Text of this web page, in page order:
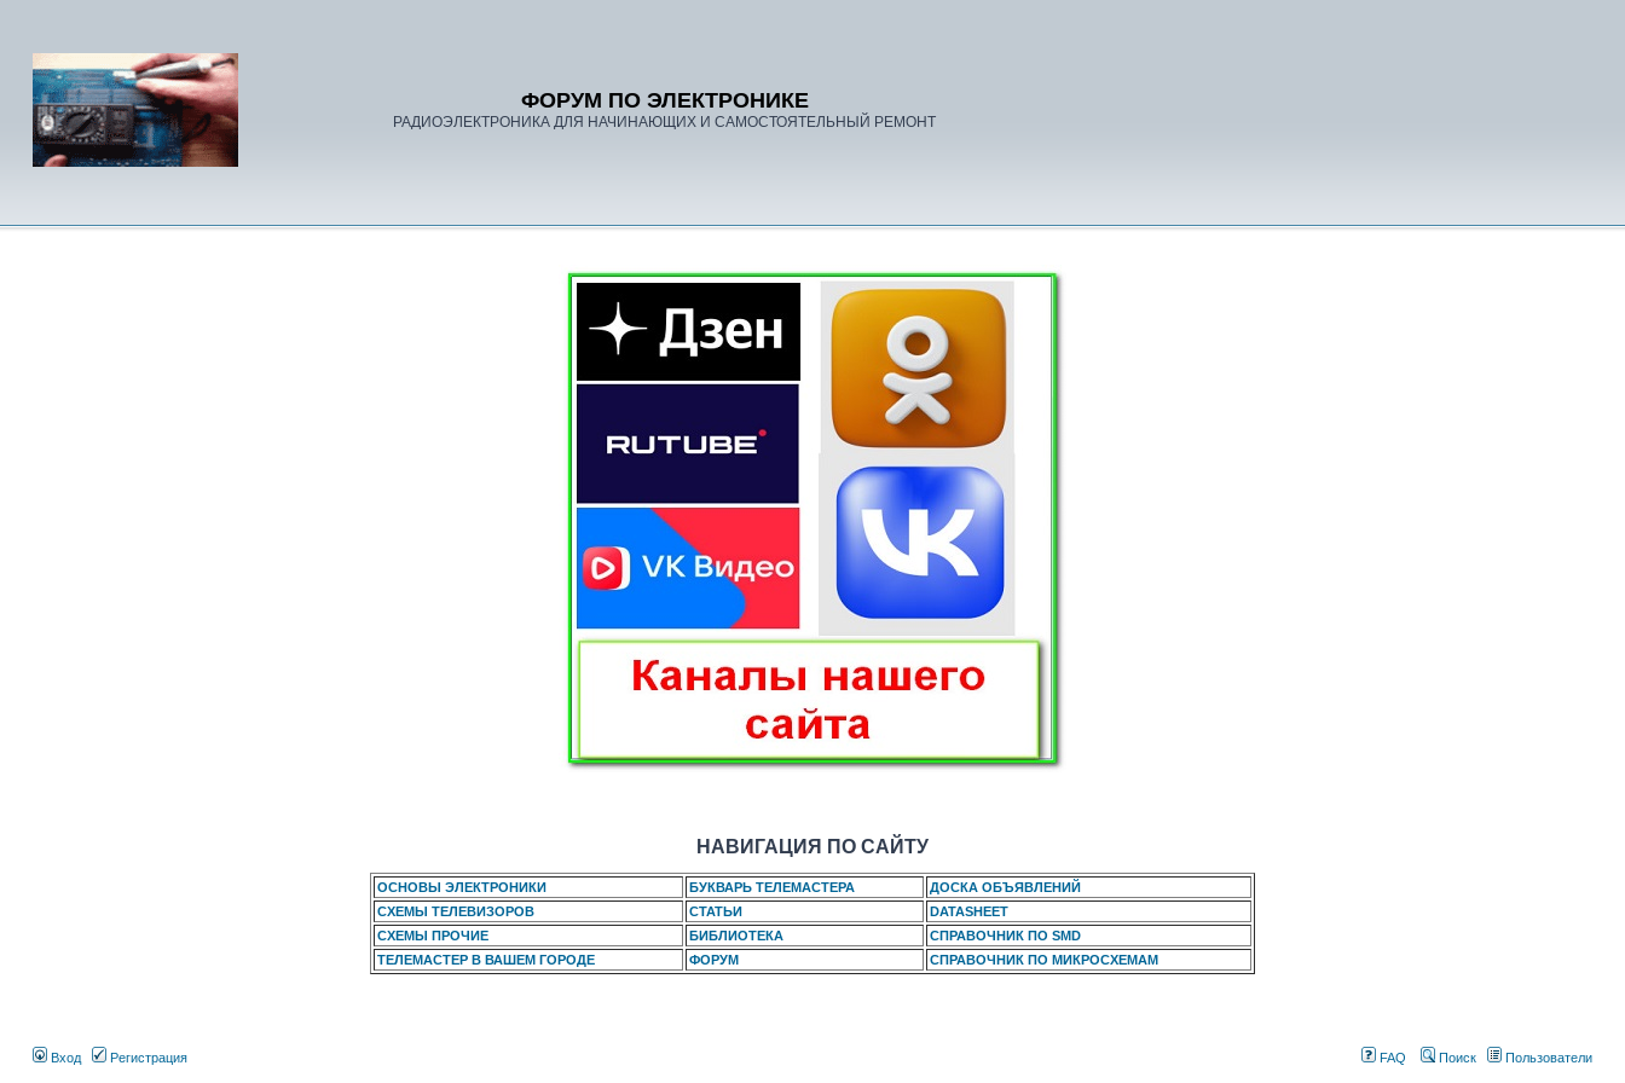
ФОРУМ ПО ЭЛЕКТРОНИКЕ
РАДИОЭЛЕКТРОНИКА ДЛЯ НАЧИНАЮЩИХ И САМОСТОЯТЕЛЬНЫЙ РЕМОНТ
НАВИГАЦИЯ ПО САЙТУ
ОСНОВЫ ЭЛЕКТРОНИКИ БУКВАРЬ ТЕЛЕМАСТЕРА
ДОСКА ОБЪЯВЛЕНИЙ
СХЕМЫ ТЕЛЕВИЗОРОВ
СТАТЬИ
DATASHEET
СХЕМЫ ПРОЧИЕ
БИБЛИОТЕКА
СПРАВОЧНИК ПО SMD
ТЕЛЕМАСТЕР В ВАШЕМ ГОРОДЕ
ФОРУМ СПРАВОЧНИК ПО МИКРОСХЕМАМ
Вход Регистрация FAQ Поиск Пользователи